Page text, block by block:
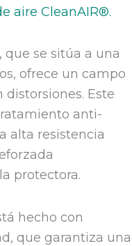
aire CleanAIR®.
que se sitúa a una
ofrece un campo
Este
anti-
alta resistencia
protectora.
hecho con
que garantiza una